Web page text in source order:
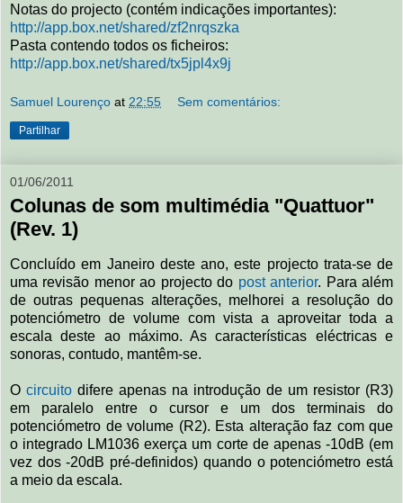
Notas do projecto (contém indicações importantes):
http://app.box.net/shared/zf2nrqszka
Pasta contendo todos os ficheiros:
http://app.box.net/shared/tx5jpl4x9j
Samuel Lourenço at 22:55 Sem comentários:
Partilhar
01/06/2011
Colunas de som multimédia "Quattuor"
(Rev. 1)
Concluído em Janeiro deste ano, este projecto trata-se de
uma revisão menor ao projecto do post anterior. Para além
de outras pequenas alterações, melhorei a resolução do
potenciómetro de volume com vista a aproveitar toda a
escala deste ao máximo. As características eléctricas e
sonoras, contudo, mantêm-se.
O circuito difere apenas na introdução de um resistor (R3)
em paralelo entre o cursor e um dos terminais do
potenciómetro de volume (R2). Esta alteração faz com que
o integrado LM1036 exerça um corte de apenas -10dB (em
vez dos -20dB pré-definidos) quando o potenciómetro está
a meio da escala.